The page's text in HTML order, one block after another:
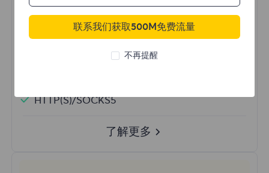
高级静态IP
HTTP(S)/SOCKS5
了解更多
联系我们获取500M免费流量
不再提醒